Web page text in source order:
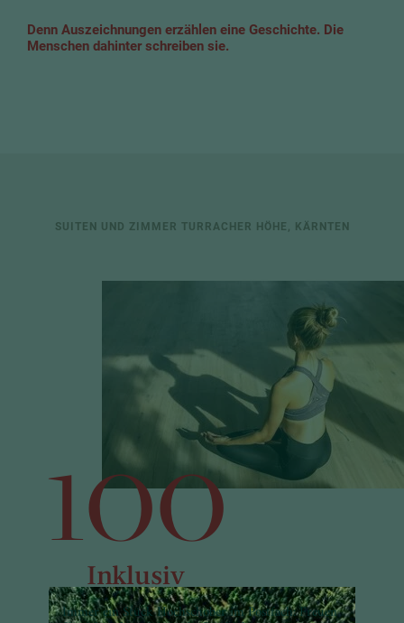
Immer ein Stück Hochschober im Postfach: Freuen
Denn Auszeichnungen erzählen eine Geschichte. Die
Menschen dahinter schreiben sie.
SUITEN UND ZIMMER TURRACHER HÖHE, KÄRNTEN
100
Inklusiv
Leistungen